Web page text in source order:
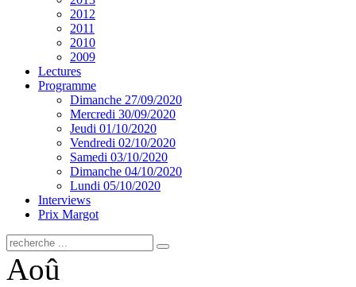
2012
2011
2010
2009
Lectures
Programme
Dimanche 27/09/2020
Mercredi 30/09/2020
Jeudi 01/10/2020
Vendredi 02/10/2020
Samedi 03/10/2020
Dimanche 04/10/2020
Lundi 05/10/2020
Interviews
Prix Margot
Aoû